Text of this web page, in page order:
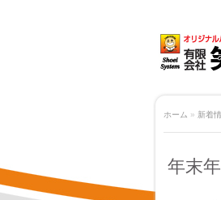
ホーム » 新着
年末